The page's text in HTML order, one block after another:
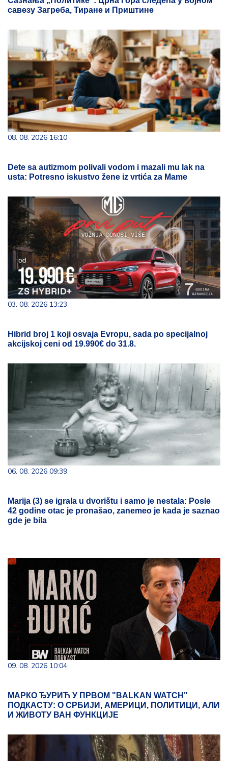
савезу Загреба, Тиране и Приштине
08. 08. 2026 16:10
Dete sa autizmom polivali vodom i mazali mu lak na
usta: Potresno iskustvo žene iz vrtića za Mame
03. 08. 2026 13:23
Hibrid broj 1 koji osvaja Evropu, sada po specijalnoj
akcijskoj ceni od 19.990€ do 31.8.
06. 08. 2026 09:39
Marija (3) se igrala u dvorištu i samo je nestala: Posle
42 godine otac je pronašao, zanemeo je kada je saznao
gde je bila
09. 08. 2026 10:04
МАРКО ЂУРИЋ У ПРВОМ "BALKAN WATCH"
ПОДКАСТУ: О СРБИЈИ, АМЕРИЦИ, ПОЛИТИЦИ, АЛИ
И ЖИВОТУ ВАН ФУНКЦИЈЕ